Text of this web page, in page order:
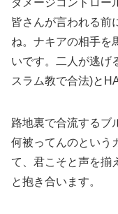
ダメージコントロー
皆さんが言われる前
ね。ナキアの相手を
いです。二人が逃げ
スラム教で合法)と
路地裏で合流するブ
何被ってんのという
て、君こそと声を揃
と抱き合います。